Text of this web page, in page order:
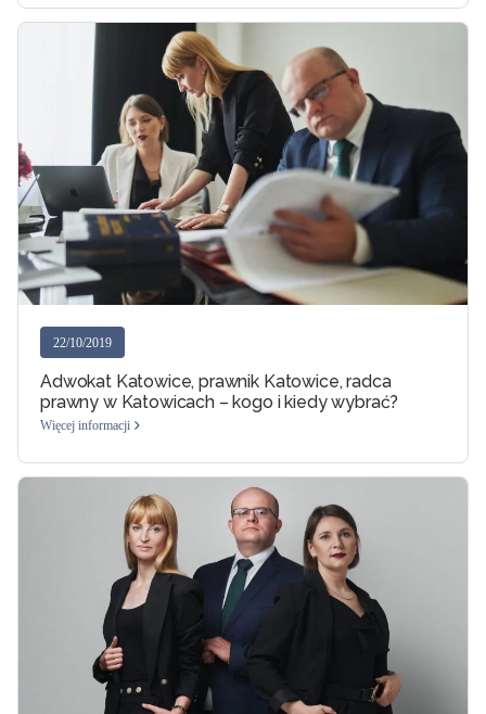
22/10/2019
Adwokat Katowice, prawnik Katowice, radca
prawny w Katowicach – kogo i kiedy wybrać?
Więcej informacji